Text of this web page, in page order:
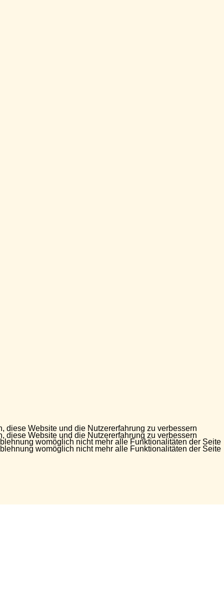
diese Website und die Nutzererfahrung zu verbessern
womöglich nicht mehr alle Funktionalitäten der Seite
diese Website und die Nutzererfahrung zu verbessern
womöglich nicht mehr alle Funktionalitäten der Seite